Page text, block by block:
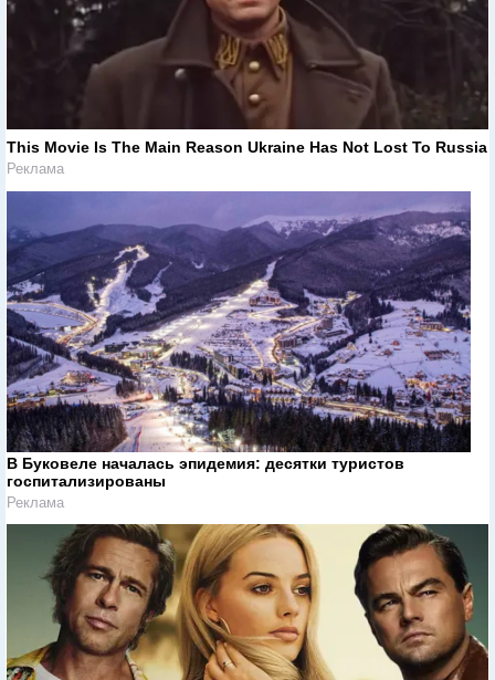
This Movie Is The Main Reason Ukraine Has Not Lost To Russia
Реклама
В Буковеле началась эпидемия: десятки туристов
госпитализированы
Реклама